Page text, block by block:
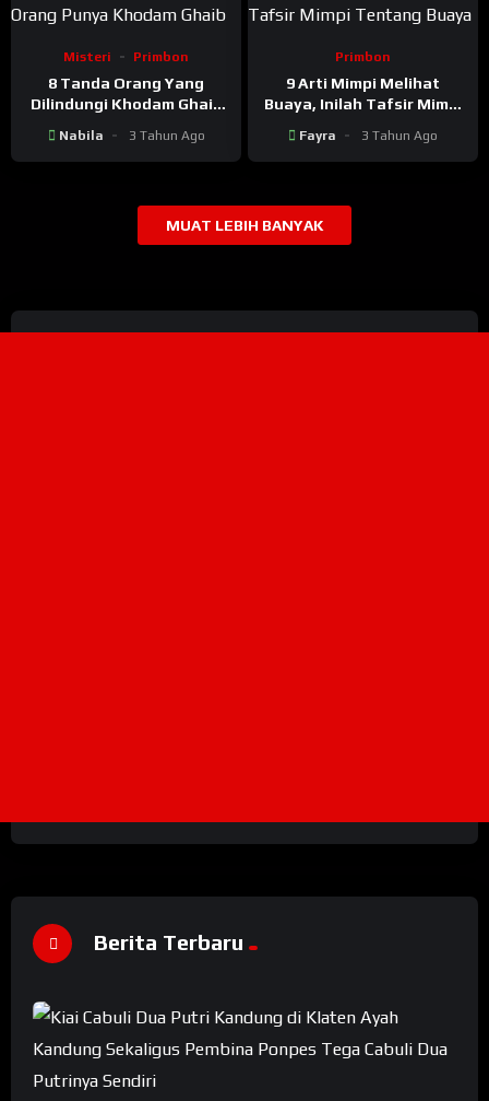
Misteri Primbon
8 Tanda Orang Yang
Dilindungi Khodam Ghaib
Nabila 3 Tahun Ago
Primbon
9 Arti Mimpi Melihat
Buaya, Inilah Tafsir Mimpi
Fayra 3 Tahun Ago
MUAT LEBIH BANYAK
Berita Terbaru